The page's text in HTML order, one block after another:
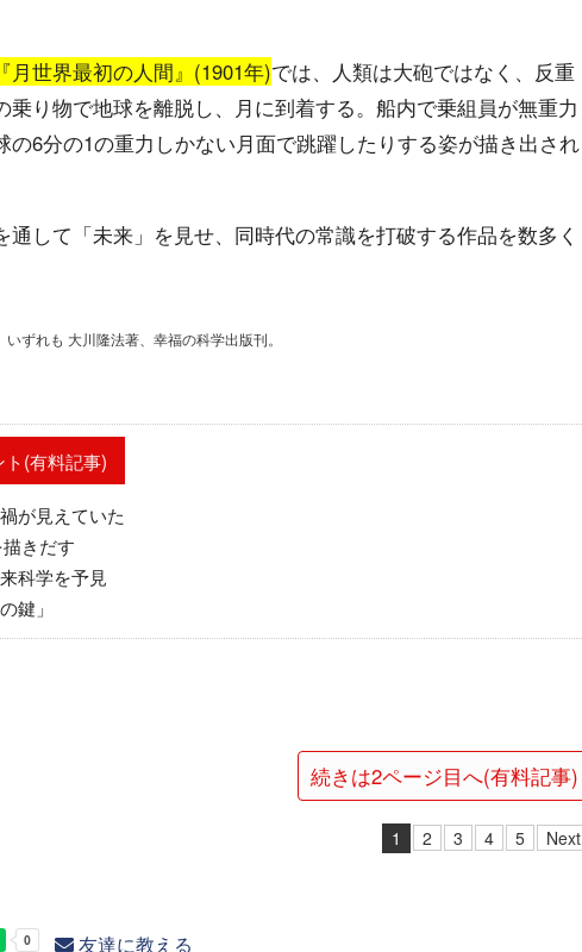
『月世界最初の人間』(1901年)では、人類は大砲ではなく、反重
乗り物で地球を離脱し、月に到着する。船内で乗組員が無重力
の6分の1の重力しかない月面で跳躍したりする姿が描き出され
通して「未来」を見せ、同時代の常識を打破する作品を数多く
ずれも 大川隆法著、幸福の科学出版刊。
(有料記事)
が見えていた
きだす
科学を予見
鍵」
続きは2ページ目へ(有料記事)
1 2 3 4 5 Next
友達に教える